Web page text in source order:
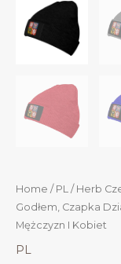
Home / PL / Herb
Godłem, Czapka
Mężczyzn I Kobiet
PL